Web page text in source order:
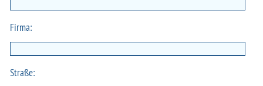
Firma:
Straße: